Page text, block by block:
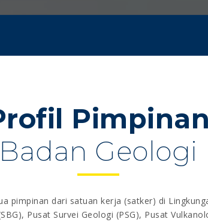
Pimpinan
Badan Geologi
pimpinan dari satuan kerja (satker) di
Pusat Survei Geologi (PSG), Pusat